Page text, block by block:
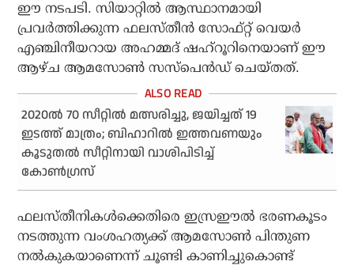
ഈ നടപടി. സിയാറ്റില്‍ ആസ്ഥാനമായി
പ്രവര്‍ത്തിക്കുന്ന ഫലസ്തീന്‍ സോഫ്റ്റ് വെയര്‍
എഞ്ചിനീയറായ അഹമ്മദ് ഷഹ്‌റൂറിനെയാണ് ഈ
ആഴ്ച ആമസോണ്‍ സസ്‌പെന്‍ഡ് ചെയ്തത്.
2020ല്‍ 70 സീറ്റില്‍ മത്സരിച്ചു, ജയിച്ചത് 19
ഇടത്ത് മാത്രം; ബിഹാറില്‍ ഇത്തവണയും
കൂടുതല്‍ സീറ്റിനായി വാശിപിടിച്ച്
കോണ്‍ഗ്രസ്
ഫലസ്തീനികള്‍ക്കെതിരെ ഇസ്രഈല്‍ ഭരണകൂടം
നടത്തുന്ന വംശഹത്യക്ക് ആമസോണ്‍ പിന്തുണ
നല്‍കുകയാണെന്ന് ചൂണ്ടി കാണിച്ചുകൊണ്ട്